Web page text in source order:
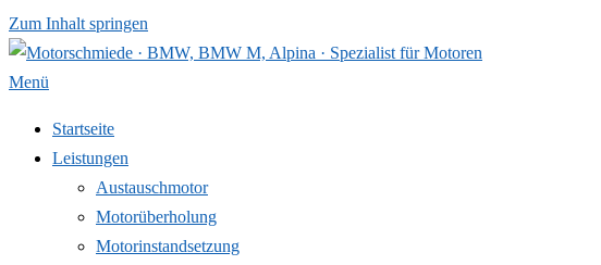
Zum Inhalt springen
Menü
Startseite
Leistungen
Austauschmotor
Motorüberholung
Motorinstandsetzung